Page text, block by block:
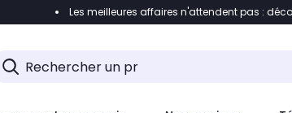
directement à la liste des produits
Les meilleures affaires n'attendent pas :